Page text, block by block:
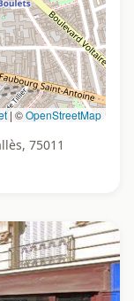
| ©OpenStreetMap
75011